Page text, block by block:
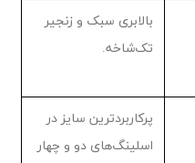
بالابری سبک و زنجیر
تک‌شاخه.
پرکاربردترین سایز در
اسلینگ‌های دو و چهار